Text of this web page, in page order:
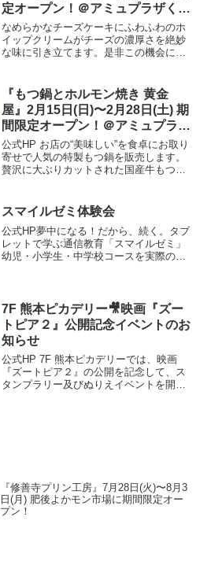
定オープン！＠アミュプラザくま
もと 1F
なめらかなチーズケーキにふわふわのホ
イップクリームがチーズの濃厚さを絶妙
な味に引き立てます。是非この機会にこ
(金)【場所】アミュプラザくまもと 1F 南
側エスカ...
『もつ鍋とホルモン焼き 黄金
屋』2月15日(日)〜2月28日(土) 期
間限定オープン！＠アミュプラザ
くまもと 1F
公式HP お店の“美味しい”を食卓にお取り
寄せで人気の特製もつ鍋を販売します。
贅沢に大ぶりカットされた国産牛もつは
しみください。『開催場所はこちら▼ 公
式HP
スマイルゼミ体験会
公式HP夢中になる！だから、続く。タブ
レットで学ぶ通信教育「スマイルゼミ」
幼児・小学生・中学校コースを実際のタ
お気軽にご参加ください...
7F 熊本ピカデリー🎥映画『ズー
トピア２』公開記念イベントのお
知らせ
公式HP 7F 熊本ピカデリーでは、映画
『ズートピア２』の公開を記念して、ス
タンプラリー及びぬりえイベントを開催
『修善寺プリン工房』7月28日(火)〜8月3
日(月) 肥後よかモン市場に期間限定オー
プン！